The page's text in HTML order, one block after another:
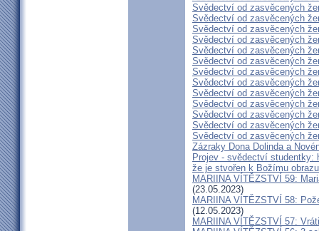
Svědectví od zasvěcených
Svědectví od zasvěcených
Svědectví od zasvěcených
Svědectví od zasvěcených
Svědectví od zasvěcených
Svědectví od zasvěcených
Svědectví od zasvěcených
Svědectví od zasvěcených
Svědectví od zasvěcených
Svědectví od zasvěcených
Svědectví od zasvěcených
Svědectví od zasvěcených
Svědectví od zasvěcených
Zázraky Dona Dolinda a
Projev - svědectví studentky:
že je stvořen k Božímu obrazu
MARIINA VÍTĚZSTVÍ 59:
(23.05.2023)
MARIINA VÍTĚZSTVÍ 58:
(12.05.2023)
MARIINA VÍTĚZSTVÍ 57: